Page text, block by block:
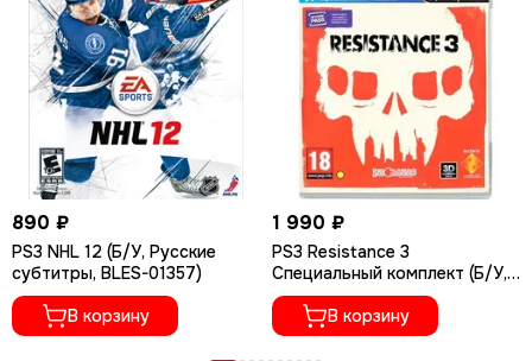
890 ₽
PS3 NHL 12 (Б/У, Русские
субтитры, BLES-01357)
В корзину
1 990 ₽
PS3 Resistance 3
Специальный комплект (Б/У,
Полностью на русском языке,
BCES-01118)В корзину